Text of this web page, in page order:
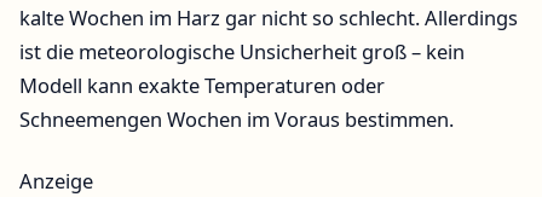
kalte Wochen im Harz gar nicht so schlecht. Allerdings
ist die meteorologische Unsicherheit groß – kein
Modell kann exakte Temperaturen oder
Schneemengen Wochen im Voraus bestimmen.
Anzeige